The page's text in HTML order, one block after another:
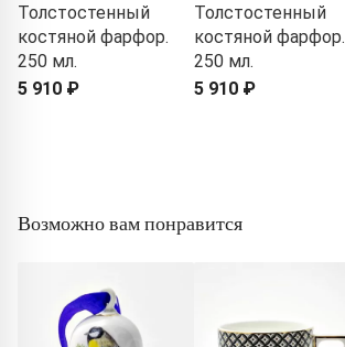
Толстостенный
костяной фарфор.
250 мл.
5 910 ₽
Толстостенный
костяной фарфор.
250 мл.
5 910 ₽
Возможно вам понравится